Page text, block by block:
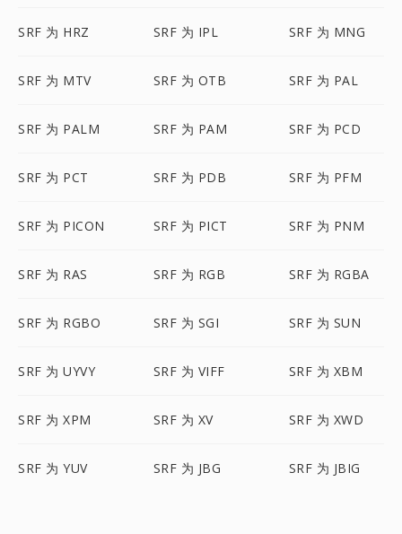
SRF 为 HRZ SRF 为 IPL SRF 为 MNG
SRF 为 MTV SRF 为 OTB SRF 为 PAL
SRF 为 PALM SRF 为 PAM SRF 为 PCD
SRF 为 PCT SRF 为 PDB SRF 为 PFM
SRF 为 PICON SRF 为 PICT SRF 为 PNM
SRF 为 RAS SRF 为 RGB SRF 为 RGBA
SRF 为 RGBO SRF 为 SGI SRF 为 SUN
SRF 为 UYVY SRF 为 VIFF SRF 为 XBM
SRF 为 XPM SRF 为 XV SRF 为 XWD
SRF 为 YUV SRF 为 JBG SRF 为 JBIG